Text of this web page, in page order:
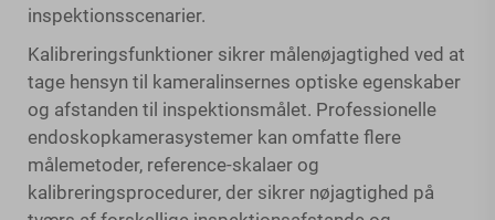
inspektionsscenarier.
Kalibreringsfunktioner sikrer målenøjagtighed ved at
tage hensyn til kameralinsernes optiske egenskaber
og afstanden til inspektionsmålet. Professionelle
endoskopkamerasystemer kan omfatte flere
målemetoder, reference-skalaer og
kalibreringsprocedurer, der sikrer nøjagtighed på